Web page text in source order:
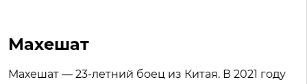
Махешат
Махешат — 23-летний боец из Китая. В 2021 году